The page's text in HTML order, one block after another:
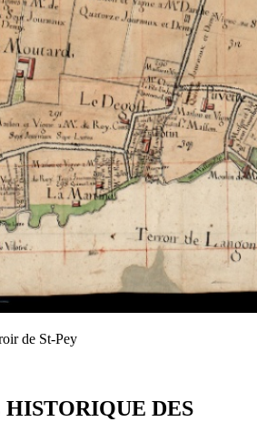
de St-Pey
DES